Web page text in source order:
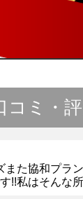
ミ・評
また協和プラ
!!私はそんな